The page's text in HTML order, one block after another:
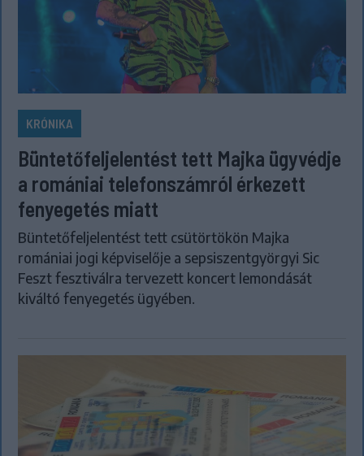
KRÓNIKA
Büntetőfeljelentést tett Majka ügyvédje
a romániai telefonszámról érkezett
fenyegetés miatt
Büntetőfeljelentést tett csütörtökön Majka
romániai jogi képviselője a sepsiszentgyörgyi Sic
Feszt fesztiválra tervezett koncert lemondását
kiváltó fenyegetés ügyében.